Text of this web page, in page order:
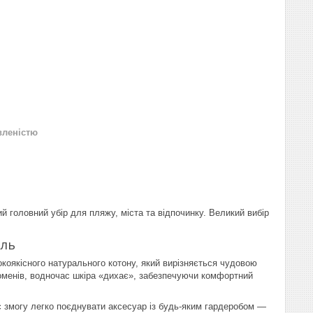
убір для пляжу, міста та відпочинку. Великий вибір
натурального котону, який вирізняється чудовою
водночас шкіра «дихає», забезпечуючи комфортний
легко поєднувати аксесуар із будь-яким гардеробом —